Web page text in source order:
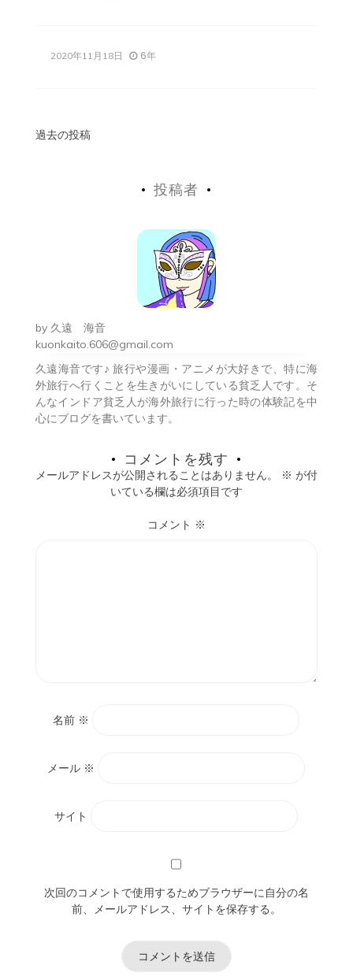
2020年11月18日 6年
投
シ
ョ
ン
過去の投稿
投稿者
by 久遠 海音
kuonkaito.606@gmail.com
久遠海音です♪ 旅行や漫画・アニメが大好きで、特に海
外旅行へ行くことを生きがいにしている貧乏人です。そ
んなインドア貧乏人が海外旅行に行った時の体験記を中
心にブログを書いています。
コメントを残す
メールアドレスが公開されることはありません。 ※ が付
いている欄は必須項目です
コメント ※
名前 ※
メール ※
サイト
次回のコメントで使用するためブラウザーに自分の名
前、メールアドレス、サイトを保存する。